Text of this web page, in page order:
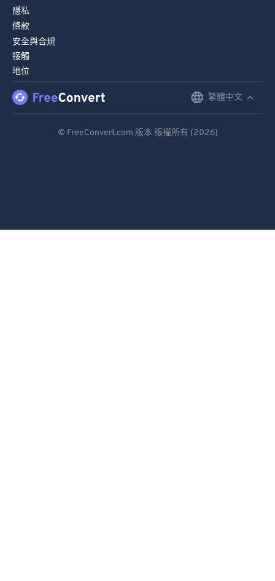
隱私
條款
安全與合規
接觸
地位
繁體中文
© FreeConvert.com 版本 版權所有 (2026)